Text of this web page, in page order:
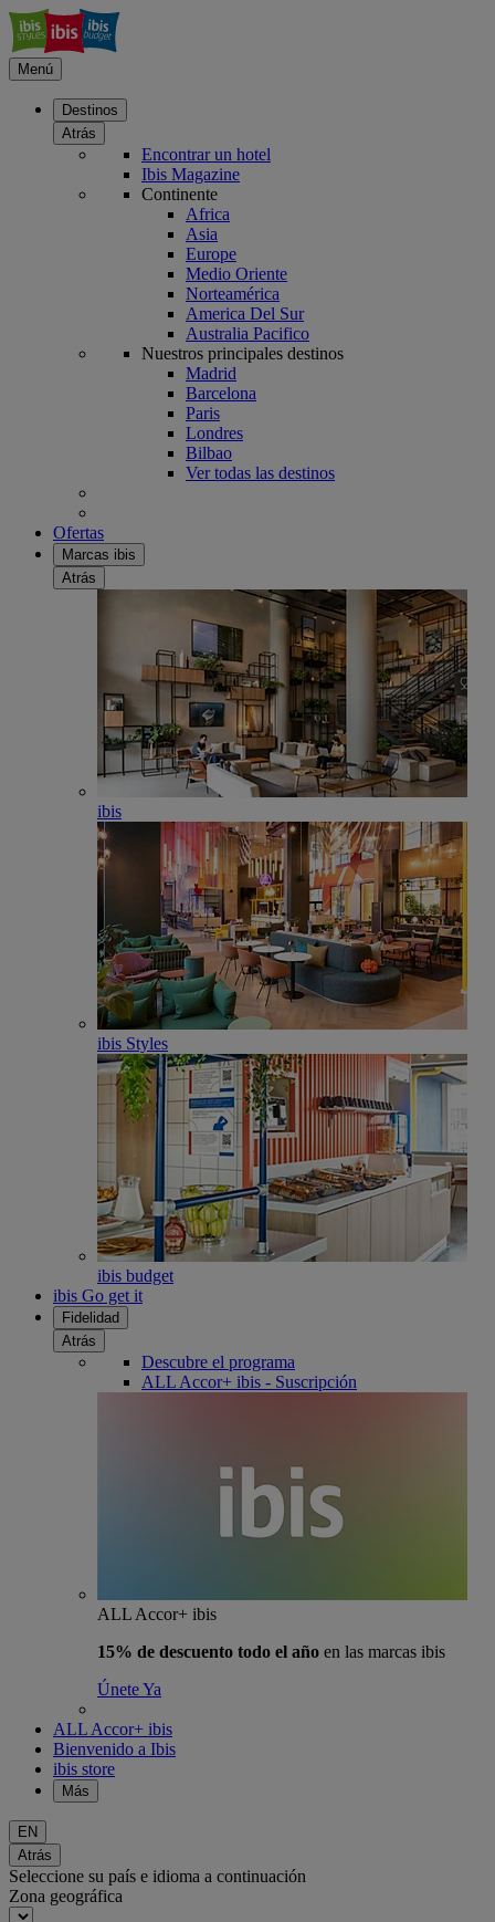
Menú
Destinos
Atrás
Encontrar un hotel
Ibis Magazine
Continente
Africa
Asia
Europe
Medio Oriente
Norteamérica
America Del Sur
Australia Pacifico
Nuestros principales destinos
Madrid
Barcelona
Paris
Londres
Bilbao
Ver todas las destinos
Ofertas
Marcas ibis
Atrás
ibis
ibis Styles
ibis budget
ibis Go get it
Fidelidad
Atrás
Descubre el programa
ALL Accor+ ibis - Suscripción
ALL Accor+ ibis
15% de descuento todo el año en las marcas ibis
Únete Ya
ALL Accor+ ibis
Bienvenido a Ibis
ibis store
Más
EN
Atrás
Seleccione su país e idioma a continuación
Zona geográfica